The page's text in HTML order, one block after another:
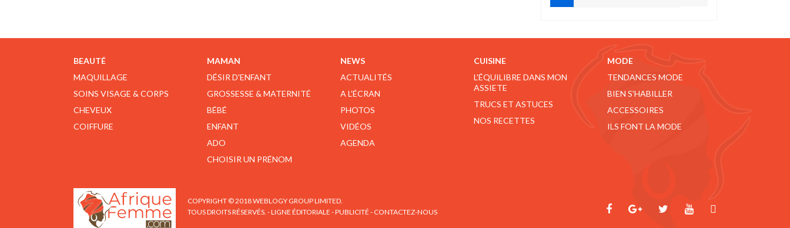
BEAUTÉ
MAQUILLAGE
SOINS VISAGE & CORPS
CHEVEUX
COIFFURE
MAMAN
DÉSIR D'ENFANT
GROSSESSE & MATERNITÉ
BÉBÉ
ENFANT
ADO
CHOISIR UN PRÉNOM
NEWS
ACTUALITÉS
A L'ÉCRAN
PHOTOS
VIDÉOS
AGENDA
CUISINE
L'ÉQUILIBRE DANS MON
ASSIETE
TRUCS ET ASTUCES
NOS RECETTES
MODE
TENDANCES MODE
BIEN S'HABILLER
ACCESSOIRES
ILS FONT LA MODE
COPYRIGHT © 2018 WEBLOGY GROUP LIMITED.
TOUS DROITS RÉSERVÉS. -LIGNE ÉDITORIALE -PUBLICITÉ - CONTACTEZ-NOUS